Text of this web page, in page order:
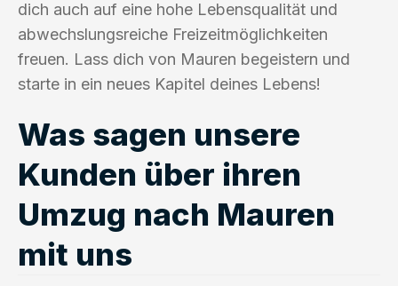
dich auch auf eine hohe Lebensqualität und
abwechslungsreiche Freizeitmöglichkeiten
freuen. Lass dich von Mauren begeistern und
starte in ein neues Kapitel deines Lebens!
Was sagen unsere
Kunden über ihren
Umzug nach Mauren
mit uns